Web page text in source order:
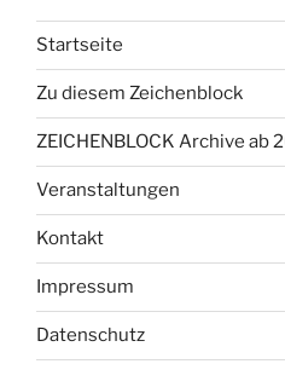
Startseite
Zu diesem Zeichenblock
ZEICHENBLOCK Archive ab
Veranstaltungen
Kontakt
Impressum
Datenschutz